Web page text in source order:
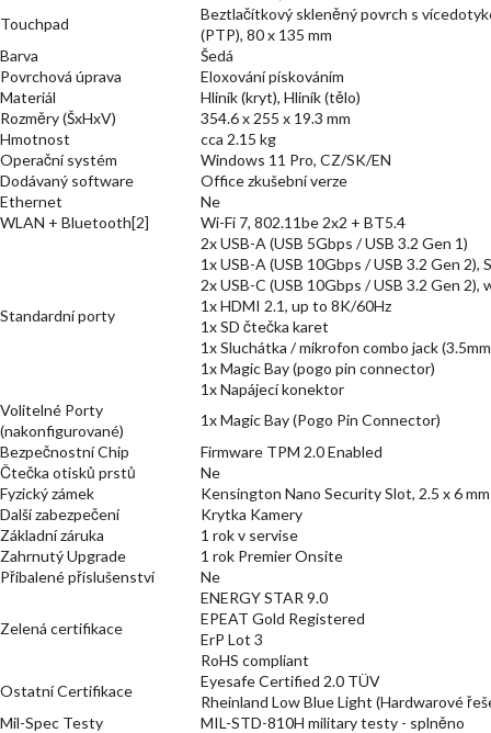
Touchpad
Beztlačítkový skleněný povrch s
(PTP), 80 x 135 mm
Barva
Šedá
Povrchová úprava
Eloxování pískováním
Materiál
Hliník (kryt), Hliník (tělo)
Rozměry (ŠxHxV)
354.6 x 255 x 19.3 mm
Hmotnost
cca 2.15 kg
Operační systém
Windows 11 Pro, CZ/SK/EN
Dodávaný software
Office zkušební verze
Ethernet
Ne
WLAN + Bluetooth[2]
Wi-Fi 7, 802.11be 2x2 + BT5.4
Standardní porty
2x USB-A (USB 5Gbps / USB 3.2 Gen 1)
1x USB-A (USB 10Gbps / USB 3.2 Gen 2),
2x USB-C (USB 10Gbps / USB 3.2 Gen
1x HDMI 2.1, up to 8K/60Hz
1x SD čtečka karet
1x Sluchátka / mikrofon combo jack
1x Magic Bay (pogo pin connector)
1x Napájecí konektor
Volitelné Porty
(nakonfigurované)
1x Magic Bay (Pogo Pin Connector)
Bezpečnostní Chip
Firmware TPM 2.0 Enabled
Čtečka otisků prstů
Ne
Fyzický zámek
Kensington Nano Security Slot, 2.5 x 6 mm
Další zabezpečení
Krytka Kamery
Základní záruka
1 rok v servise
Zahrnutý Upgrade
1 rok Premier Onsite
Přibalené příslušenství
Ne
Zelená certifikace
ENERGY STAR 9.0
EPEAT Gold Registered
ErP Lot 3
RoHS compliant
Ostatní Certifikace
Eyesafe Certified 2.0 TÜV
Rheinland Low Blue Light (Hardwarové
Mil-Spec Testy
MIL-STD-810H military testy - splněno